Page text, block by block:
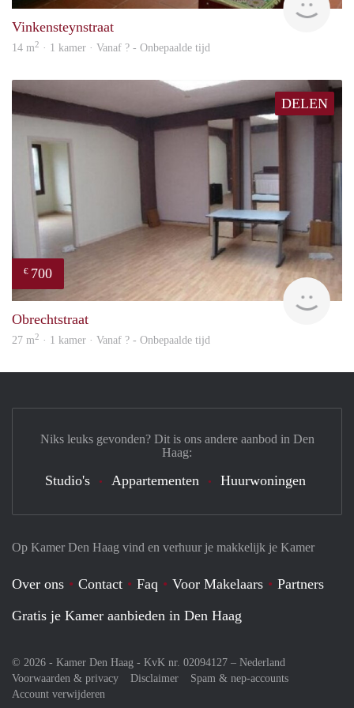
Vinkensteynstraat
14 m2 · 1 kamer · Vanaf ? - Onbepaalde tijd
DELEN
€ 700
Obrechtstraat
27 m2 · 1 kamer · Vanaf ? - Onbepaalde tijd
Op Kamer Den Haag vind en verhuur je makkelijk je Kamer
Over ons Contact Faq Voor Makelaars
Partners
Gratis je Kamer aanbieden in Den Haag
© 2026 - Kamer Den Haag - KvK nr. 02094127 – Nederland
Voorwaarden & privacy
Disclaimer
Spam & nep-accounts
Account verwijderen
Niks leuks gevonden? Dit is ons andere aanbod in Den
Haag:
Studio's Appartementen Huurwoningen